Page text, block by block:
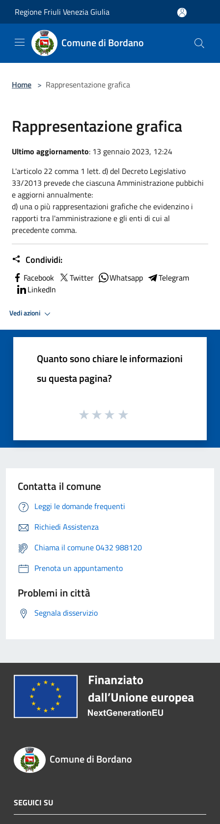
Regione Friuli Venezia Giulia
Comune di Bordano
Home > Rappresentazione grafica
Rappresentazione grafica
Ultimo aggiornamento: 13 gennaio 2023, 12:24
L'articolo 22 comma 1 lett. d) del Decreto Legislativo
33/2013 prevede che ciascuna Amministrazione pubbichi
e aggiorni annualmente:
d) una o più rappresentazioni grafiche che evidenzino i
rapporti tra l'amministrazione e gli enti di cui al
precedente comma.
Condividi:
Facebook Twitter Whatsapp
Telegram
LinkedIn
Vedi azioni
Quanto sono chiare le informazioni
su questa pagina?
Contatta il comune
Leggi le domande frequenti
Richiedi Assistenza
Chiama il comune 0432 988120
Prenota un appuntamento
Problemi in città
Segnala disservizio
Comune di Bordano
SEGUICI SU